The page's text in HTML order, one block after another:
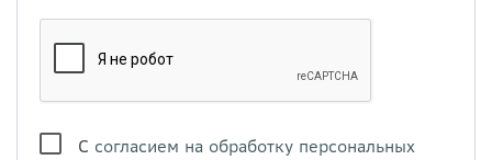
С согласием на обработку персональных